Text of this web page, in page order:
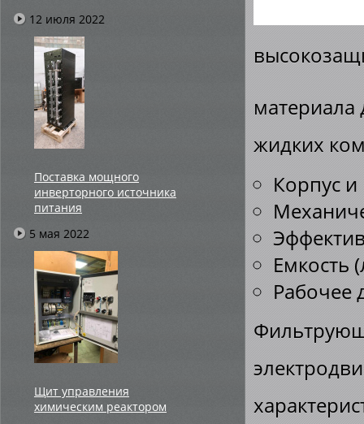
12 июля 2022
Поставка мощного
инверторного источника
питания
5 мая 2022
Щит управления
химическим реактором
жидких
Корпус
Емкость
Рабочее